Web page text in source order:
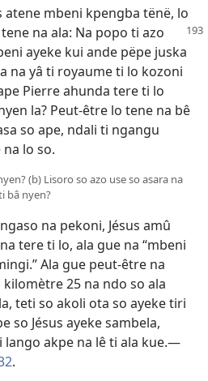
atene mbeni kpengba tënë, lo
na ala: Na popo ti azo
ayeke kui ande pëpe juska
na yâ ti royaume ti lo kozoni
Pierre ahunda tere ti lo
la? Peut-être lo tene na bê
so ape, ndali ti ngangu
na lo so.
(b) Lisoro so azo use so asara na
bâ nyen?
na pekoni, Jésus amû
tere ti lo, ala gue na “mbeni
Ala gue peut-être na
25 na ndo so ala
teti so akoli ota so ayeke tiri
so Jésus ayeke sambela,
lango akpe na lê ti ala kue.—
.